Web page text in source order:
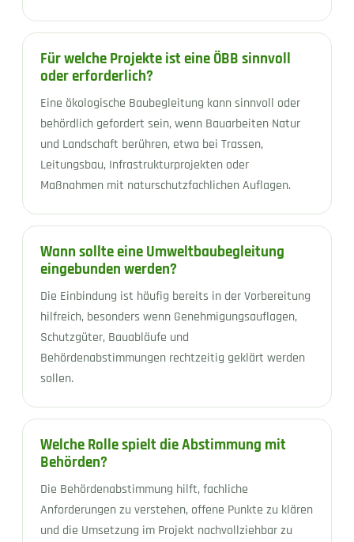
Für welche Projekte ist eine ÖBB sinnvoll
oder erforderlich?
Eine ökologische Baubegleitung kann sinnvoll oder
behördlich gefordert sein, wenn Bauarbeiten Natur
und Landschaft berühren, etwa bei Trassen,
Leitungsbau, Infrastrukturprojekten oder
Maßnahmen mit naturschutzfachlichen Auflagen.
Wann sollte eine Umweltbaubegleitung
eingebunden werden?
Die Einbindung ist häufig bereits in der Vorbereitung
hilfreich, besonders wenn Genehmigungsauflagen,
Schutzgüter, Bauabläufe und
Behördenabstimmungen rechtzeitig geklärt werden
sollen.
Welche Rolle spielt die Abstimmung mit
Behörden?
Die Behördenabstimmung hilft, fachliche
Anforderungen zu verstehen, offene Punkte zu klären
und die Umsetzung im Projekt nachvollziehbar zu